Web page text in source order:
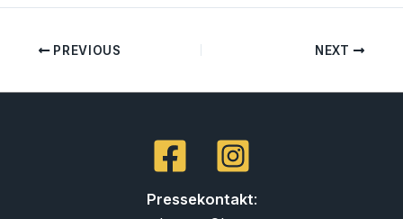
PREVIOUS NEXT
Pressekontakt: